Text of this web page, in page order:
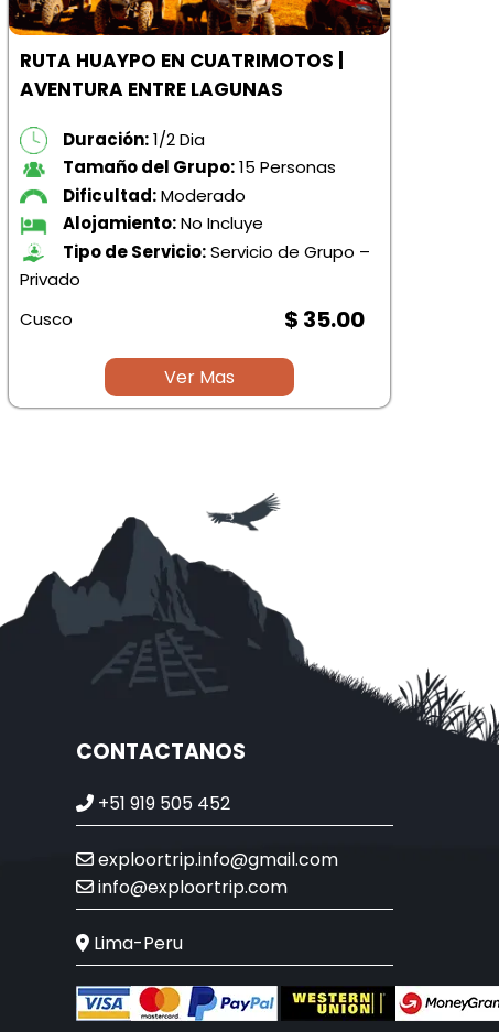
RUTA HUAYPO EN CUATRIMOTOS |
AVENTURA ENTRE LAGUNAS
Duración:1/2 Dia
Tamaño del Grupo:15 Personas
Dificultad:Moderado
Alojamiento:No Incluye
Tipo de Servicio:Servicio de Grupo –
Privado
Cusco
$ 35.00
Ver Mas
CONTACTANOS
+51 919 505 452
exploortrip.info@gmail.com
info@exploortrip.com
Lima-Peru